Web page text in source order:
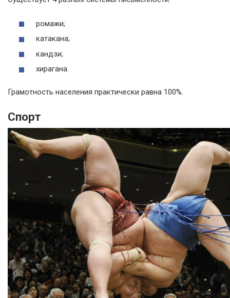
ромажи;
катакана;
кандзи;
хирагана.
Грамотность населения практически равна 100%.
Спорт